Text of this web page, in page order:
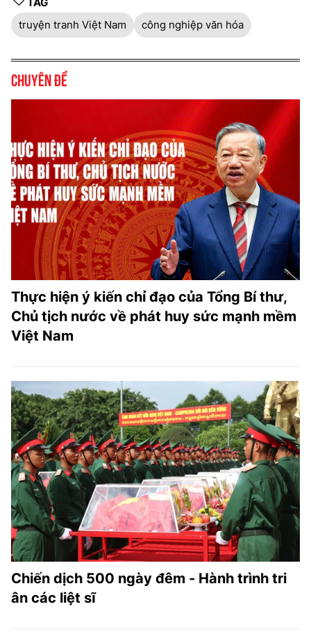
truyện tranh Việt Nam
công nghiệp văn hóa
Chuyên đề
Thực hiện ý kiến chỉ đạo của Tổng Bí thư,
Chủ tịch nước về phát huy sức mạnh mềm
Việt Nam
Chiến dịch 500 ngày đêm - Hành trình tri
ân các liệt sĩ